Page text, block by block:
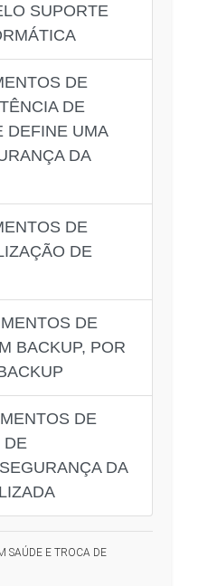
SUPORTE
DE
DE
DEFINE UMA
DA
DE
DE
DE
BACKUP, POR
DE
DE
DA
SAÚDE E TROCA DE